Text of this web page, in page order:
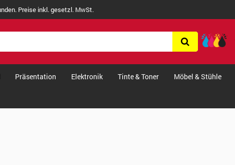
Preise inkl. gesetzl. MwSt.
Präsentation Elektronik Tinte & Toner Möbel & Stühle